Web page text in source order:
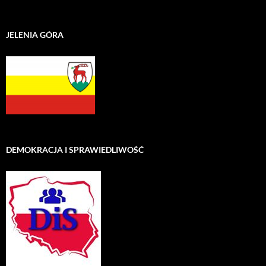
JELENIA GÓRA
DEMOKRACJA I SPRAWIEDLIWOŚĆ